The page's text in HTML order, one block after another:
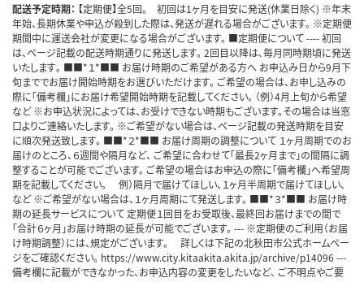
配送予定時期： 【定期便】全5回。 初回は1ヶ月を目安に発送(休業日除く) ※年末
年始、長期休業や申込が殺到した際は、発送が遅れる場合がございます。 ※定期便
期間中に運送会社が変更になる場合がございます。 ■定期便について ---- 初回
は、ページ記載の配送時期通りに発送します。 2回目以降は､毎月同時期頃に発送
いたします｡ ■■*１*■■ お届け時期のご希望がある方へ お申込み日から9月下
旬まででお届け開始時期をお選びいただけます。 ご希望の場合は、お申し込みの
際に「備考欄」にお届け希望開始時期を記載してください。 （例）4月上旬から希望
など ※お申込状況によっては、お受けできない時期もございます。その場合は当窓
口よりご連絡いたします。 ※ご希望がない場合は、ページ記載の発送時期を目安
に順次発送致します。 ■■*２*■■ お届け周期の調整について １ヶ月周期でのお
届けのところ、６週間や隔月など、 ご希望に合わせて「最長2ヶ月まで」の間隔に調
整することが可能でございます。 ご希望の場合はお申込の際に「備考欄」へ希望周
期を記載してください。 例）隔月で届けてほしい、１ヶ月半周期で届けてほしい、
など ※ご希望がない場合は、１ヶ月周期にて発送します。 ■■*３*■■ お届け時
期の延長サービスについて 定期便１回目をお受取後、最終回お届けまでの間で
「合計６ヶ月」お届け時期の延長が可能でございます。 --- ※定期便のご利用（お届
け時期調整）には、規定がございます。 詳しくは下記の北秋田市公式ホームペー
ジをご確認ください。 https://www.city.kitaakita.akita.jp/archive/p14096 ---
備考欄に記載ができなかった、お申込内容の変更をしたいなど、 ご不明点やご要